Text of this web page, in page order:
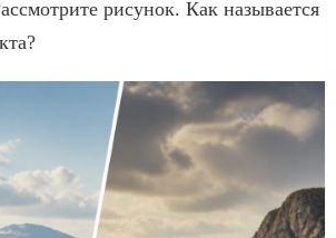
рисунок. Как называется